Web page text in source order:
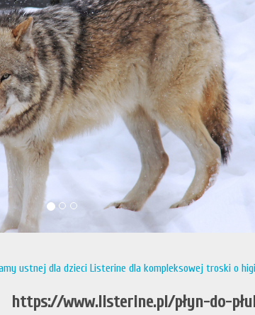
ustnej dla dzieci Listerine dla kompleksowej troski o
https://www.listerine.pl/płyn-do-